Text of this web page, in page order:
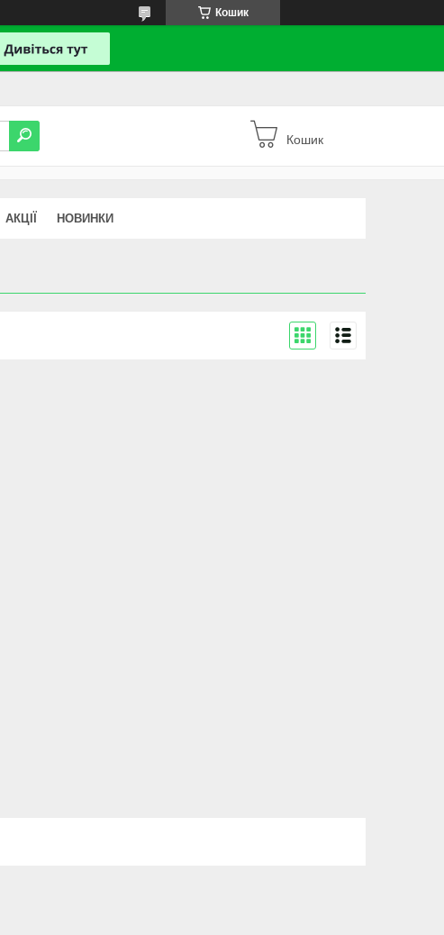
Кошик
Кошик
АКЦІЇ НОВИНКИ